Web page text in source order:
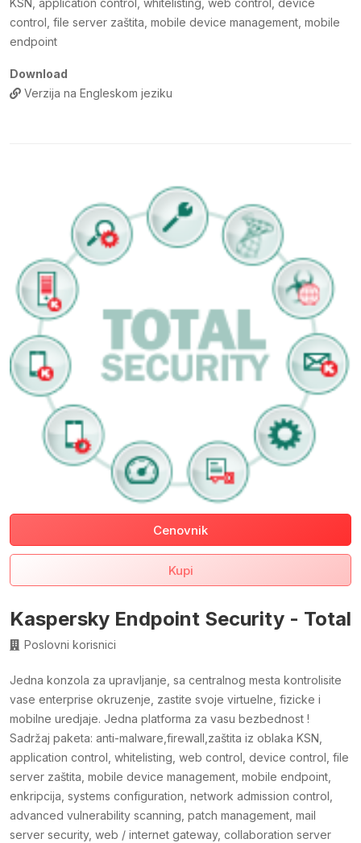
KSN, application control, whitelisting, web control, device
control, file server zaštita, mobile device management, mobile
endpoint
Download
Verzija na Engleskom jeziku
Cenovnik
Kupi
Kaspersky Endpoint Security - Total
Poslovni korisnici
Jedna konzola za upravljanje, sa centralnog mesta kontrolisite
vase enterprise okruzenje, zastite svoje virtuelne, fizicke i
mobilne uredjaje. Jedna platforma za vasu bezbednost !
Sadržaj paketa: anti-malware,firewall,zaštita iz oblaka KSN,
application control, whitelisting, web control, device control, file
server zaštita, mobile device management, mobile endpoint,
enkripcija, systems configuration, network admission control,
advanced vulnerability scanning, patch management, mail
server security, web / internet gateway, collaboration server